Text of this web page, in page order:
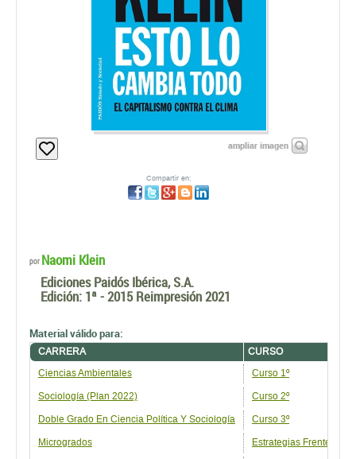
ampliar imagen
Compartir en:
por Naomi Klein
Ediciones Paidós Ibérica, S.A.
Edición: 1ª - 2015 Reimpresión 2021
Material válido para:
CARRERA
CURSO
Ciencias Ambientales
Curso 1º
Sociología (Plan 2022) Curso 2º
Doble Grado En Ciencia Política Y Sociología Curso 3º
Microgrados Estrategias Frente Al